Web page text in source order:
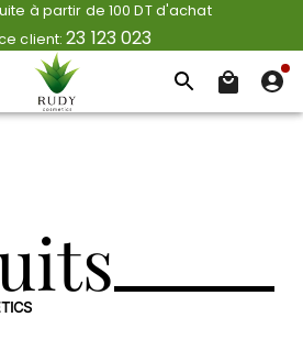
à partir de 100 DT d'achat
client: 23 123 023